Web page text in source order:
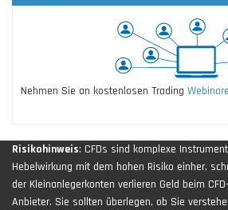
Nehmen Sie an kostenlosen Trading
Risikohinweis: CFDs sind komplexe
Hebelwirkung mit dem hohen Risiko einher,
der Kleinanlegerkonten verlieren Geld beim
Anbieter. Sie sollten überlegen, ob Sie